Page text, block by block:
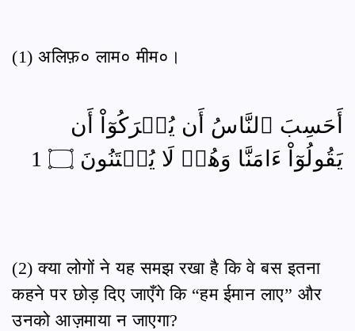
(1) अलिफ़० लाम० मीम०।
أَحَسِبَ ٱلنَّاسُ أَن يُتۡرَكُوٓاْ أَن
يَقُولُوٓاْ ءَامَنَّا وَهُمۡ لَا يُفۡتَنُونَ ۝ 1
(2) क्या लोगों ने यह समझ रखा है कि वे बस इतना
कहने पर छोड़ दिए जाएँगे कि “हम ईमान लाए” और
उनको आज़माया न जाएगा?